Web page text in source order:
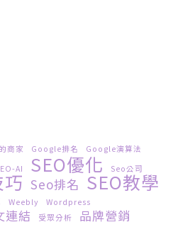
商家 Google排名 Google演算法
AI SEO優化
Seo公司
Seo排名 SEO教學
Weebly Wordpress
連結 受眾分析 品牌營銷